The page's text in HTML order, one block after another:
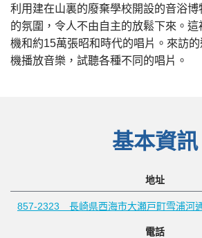
利用建在山裏的廢棄學校開設的音浴
的氛圍，令人不由自主的放鬆下來。
機和約15萬張昭和時代的唱片。來訪
機播放音樂，試聽各種不同的唱片。
基本資訊
地址
857-2323 長崎県西海市大瀬戸町雪浦河
電話